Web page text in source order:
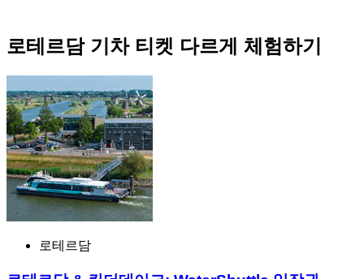
로테르담 기차 티켓 다르게 체험하기
로테르담